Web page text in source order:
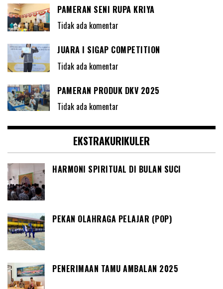
PAMERAN SENI RUPA KRIYA
Tidak ada komentar
JUARA I SIGAP COMPETITION
Tidak ada komentar
PAMERAN PRODUK DKV 2025
Tidak ada komentar
EKSTRAKURIKULER
HARMONI SPIRITUAL DI BULAN SUCI
PEKAN OLAHRAGA PELAJAR (POP)
PENERIMAAN TAMU AMBALAN 2025